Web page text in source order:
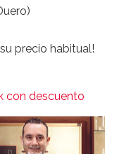
precio habitual!
con descuento